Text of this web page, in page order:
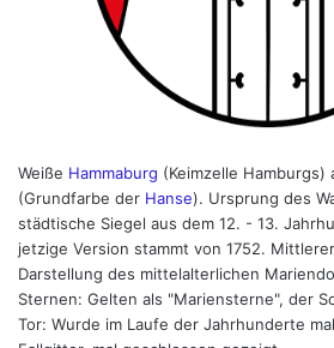
Weiße Hammaburg (Keimzelle
(Grundfarbe der Hanse). Ursprung des
städtische Siegel aus dem 12. - 13.
jetzige Version stammt von 1752.
Darstellung des mittelalterlichen
Sternen: Gelten als "Mariensterne", der
Tor: Wurde im Laufe der Jahrhunderte